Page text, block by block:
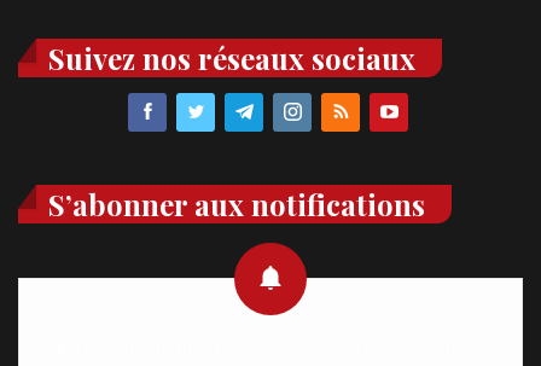
Suivez nos réseaux sociaux
S’abonner aux notifications